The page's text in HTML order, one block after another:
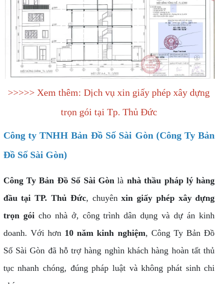
>>>>> Xem thêm: Dịch vụ xin giấy phép xây dựng
trọn gói tại Tp. Thủ Đức
Công ty TNHH Bản Đồ Số Sài Gòn (Công Ty Bản
Đồ Số Sài Gòn)
Công Ty Bản Đồ Số Sài Gòn là nhà thầu pháp lý hàng
đầu tại TP. Thủ Đức, chuyênxin giấy phép xây dựng
trọn gói cho nhà ở, công trình dân dụng và dự án kinh
doanh. Với hơn 10 năm kinh nghiệm, Công Ty Bản Đồ
Số Sài Gòn đã hỗ trợ hàng nghìn khách hàng hoàn tất thủ
tục nhanh chóng, đúng pháp luật và không phát sinh chi